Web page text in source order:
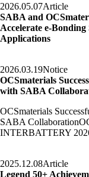
2026.05.07Article
SABA and
Accelerate
Applications
2026.03.19Notice
OCSmaterials
with SABA
OCSmaterials
SABA
INTERBATTERY
2025.12.08Article
Legend 50+